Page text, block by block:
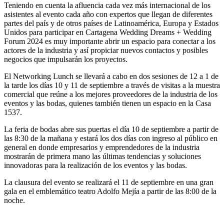
Teniendo en cuenta la afluencia cada vez más internacional de los
asistentes al evento cada año con expertos que llegan de diferentes
partes del país y de otros países de Latinoamérica, Europa y Estados
Unidos para participar en Cartagena Wedding Dreams + Wedding
Forum 2024 es muy importante abrir un espacio para conectar a los
actores de la industria y así propiciar nuevos contactos y posibles
negocios que impulsarán los proyectos.
El Networking Lunch se llevará a cabo en dos sesiones de 12 a 1 de
la tarde los días 10 y 11 de septiembre a través de visitas a la muestra
comercial que reúne a los mejores proveedores de la industria de los
eventos y las bodas, quienes también tienen un espacio en la Casa
1537.
La feria de bodas abre sus puertas el día 10 de septiembre a partir de
las 8:30 de la mañana y estará los dos días con ingreso al público en
general en donde empresarios y emprendedores de la industria
mostrarán de primera mano las últimas tendencias y soluciones
innovadoras para la realización de los eventos y las bodas.
La clausura del evento se realizará el 11 de septiembre en una gran
gala en el emblemático teatro Adolfo Mejía a partir de las 8:00 de la
noche.